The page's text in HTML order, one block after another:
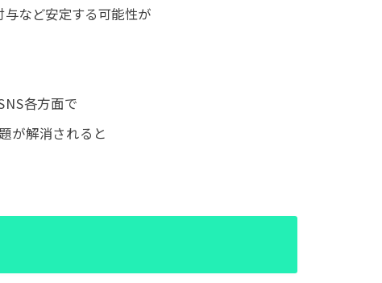
など安定する可能性が
各方面で
が解消されると